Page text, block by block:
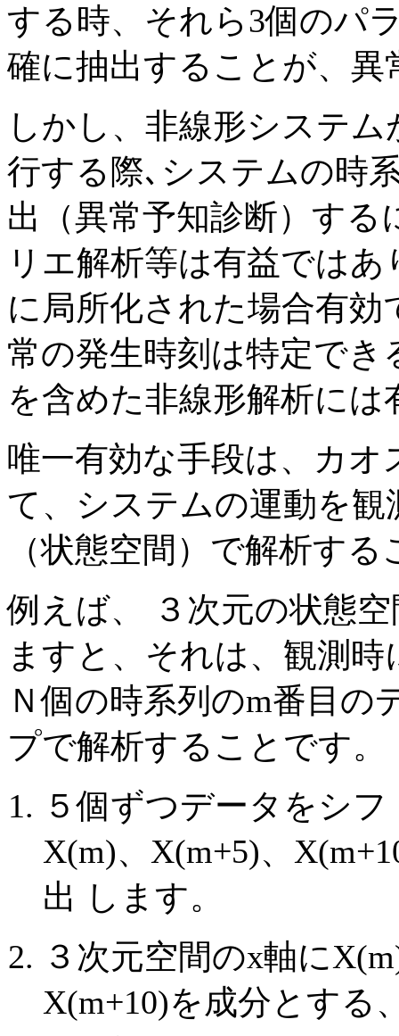
する時、それら3個のパ
確に抽出することが、
しかし、非線形システ
行する際､システムの時
出（異常予知診断）す
リエ解析等は有益では
に局所化された場合有
常の発生時刻は特定で
を含めた非線形解析に
唯一有効な手段は、カ
て、システムの運動を
（状態空間）で解析す
例えば、 ３次元の状態
ますと、それは、観測
Ｎ個の時系列のm番目の
プで解析することです。
５個ずつデータをシ
X(m)、X(m+5)、
出 します。
３次元空間のx軸に
X(m+10)を成分とする